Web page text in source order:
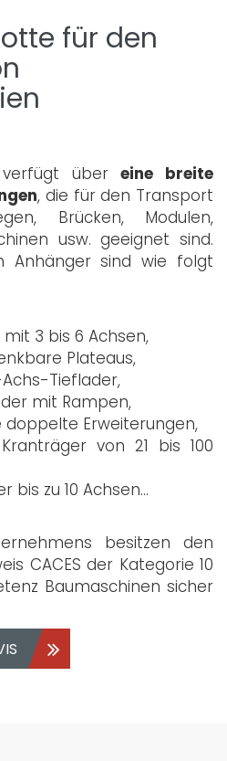
für den
verfügt übereine breite
, die für den Transport
Brücken, Modulen,
usw. geeignet sind.
Anhänger sind wie folgt
3 bis 6 Achsen,
Plateaus,
Tieflader,
mit Rampen,
Erweiterungen,
von 21 bis 100
zu 10 Achsen...
besitzen den
CACES der Kategorie 10
Baumaschinen sicher